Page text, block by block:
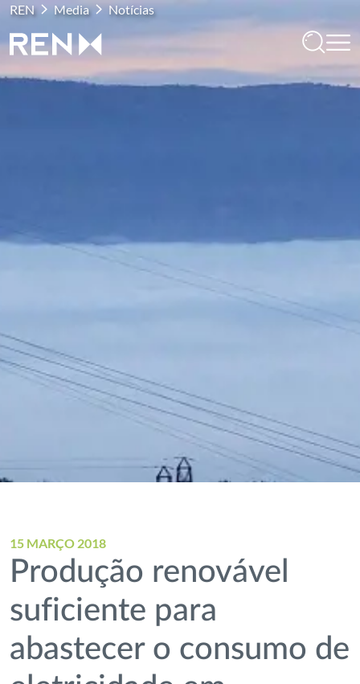
REN Media Notícias
15 MARÇO 2018
Produção renovável
suficiente para
abastecer o consumo de